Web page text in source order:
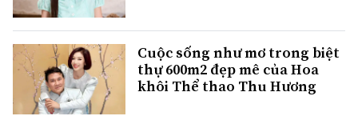
Cuộc sống như mơ trong biệt
thự 600m2 đẹp mê của Hoa
khôi Thể thao Thu Hương